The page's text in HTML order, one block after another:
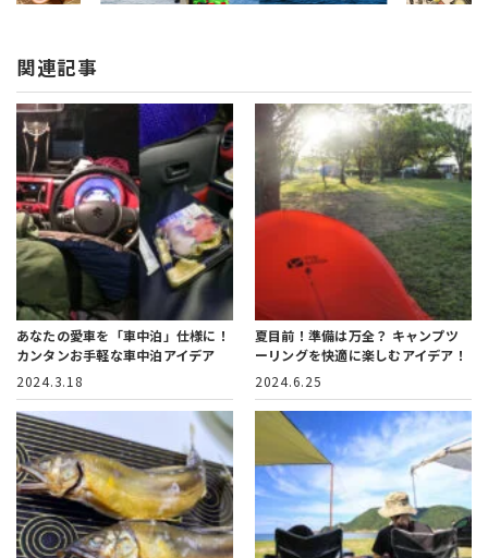
関連記事
あなたの愛車を「車中泊」仕様に！
カンタンお手軽な車中泊アイデア
2024.3.18
夏目前！準備は万全？ キャンプツ
ーリングを快適に楽しむアイデア！
2024.6.25